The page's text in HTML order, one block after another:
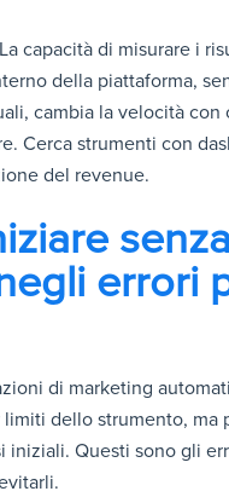
La capacità di misurare i
della piattaforma,
cambia la velocità con
Cerca strumenti con
del revenue.
senza
errori
di marketing
dello strumento, ma
iniziali. Questi sono gli